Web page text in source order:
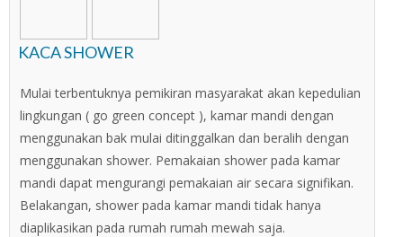
KACA SHOWER
Mulai terbentuknya pemikiran masyarakat akan kepedulian
lingkungan ( go green concept ), kamar mandi dengan
menggunakan bak mulai ditinggalkan dan beralih dengan
menggunakan shower. Pemakaian shower pada kamar
mandi dapat mengurangi pemakaian air secara signifikan.
Belakangan, shower pada kamar mandi tidak hanya
diaplikasikan pada rumah rumah mewah saja.